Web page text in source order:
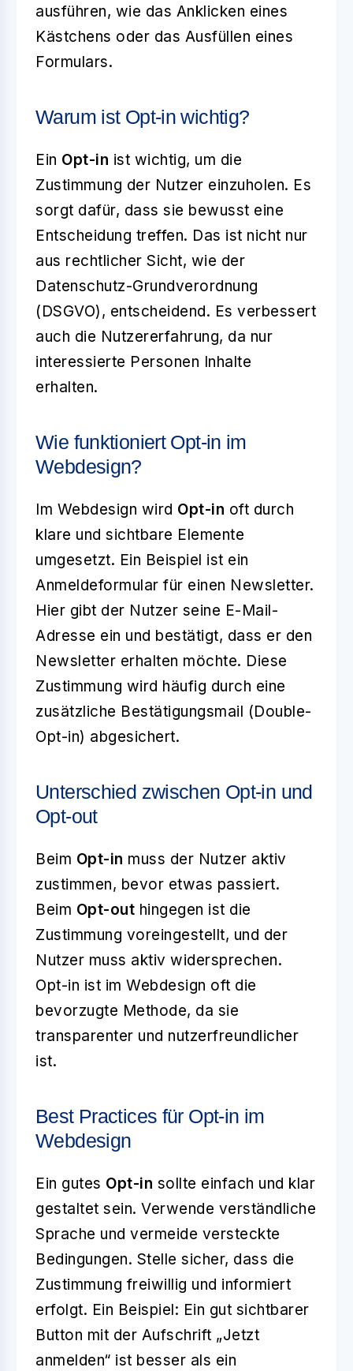
ausführen, wie das Anklicken eines
Kästchens oder das Ausfüllen eines
Formulars.
Warum ist Opt-in wichtig?
Ein Opt-in ist wichtig, um die
Zustimmung der Nutzer einzuholen. Es
sorgt dafür, dass sie bewusst eine
Entscheidung treffen. Das ist nicht nur
aus rechtlicher Sicht, wie der
Datenschutz-Grundverordnung
(DSGVO), entscheidend. Es verbessert
auch die Nutzererfahrung, da nur
interessierte Personen Inhalte
erhalten.
Wie funktioniert Opt-in im
Webdesign?
Im Webdesign wird Opt-in oft durch
klare und sichtbare Elemente
umgesetzt. Ein Beispiel ist ein
Anmeldeformular für einen Newsletter.
Hier gibt der Nutzer seine E-Mail-
Adresse ein und bestätigt, dass er den
Newsletter erhalten möchte. Diese
Zustimmung wird häufig durch eine
zusätzliche Bestätigungsmail (Double-
Opt-in) abgesichert.
Unterschied zwischen Opt-in und
Opt-out
Beim Opt-in muss der Nutzer aktiv
zustimmen, bevor etwas passiert.
Beim Opt-out hingegen ist die
Zustimmung voreingestellt, und der
Nutzer muss aktiv widersprechen.
Opt-in ist im Webdesign oft die
bevorzugte Methode, da sie
transparenter und nutzerfreundlicher
ist.
Best Practices für Opt-in im
Webdesign
Ein gutes Opt-in sollte einfach und klar
gestaltet sein. Verwende verständliche
Sprache und vermeide versteckte
Bedingungen. Stelle sicher, dass die
Zustimmung freiwillig und informiert
erfolgt. Ein Beispiel: Ein gut sichtbarer
Button mit der Aufschrift „Jetzt
anmelden“ ist besser als ein